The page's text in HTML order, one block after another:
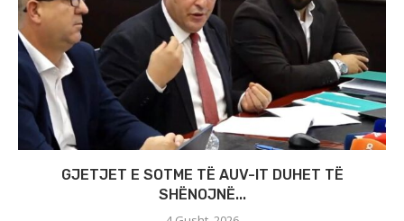
GJETJET E SOTME TË AUV-IT DUHET TË
SHËNOJNË...